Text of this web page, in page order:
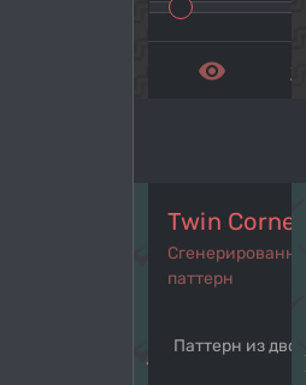
remove_red_eye
navigate_before
Twin
паттерн
Паттерн из